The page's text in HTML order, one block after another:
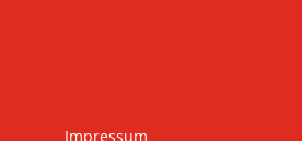
Impressum